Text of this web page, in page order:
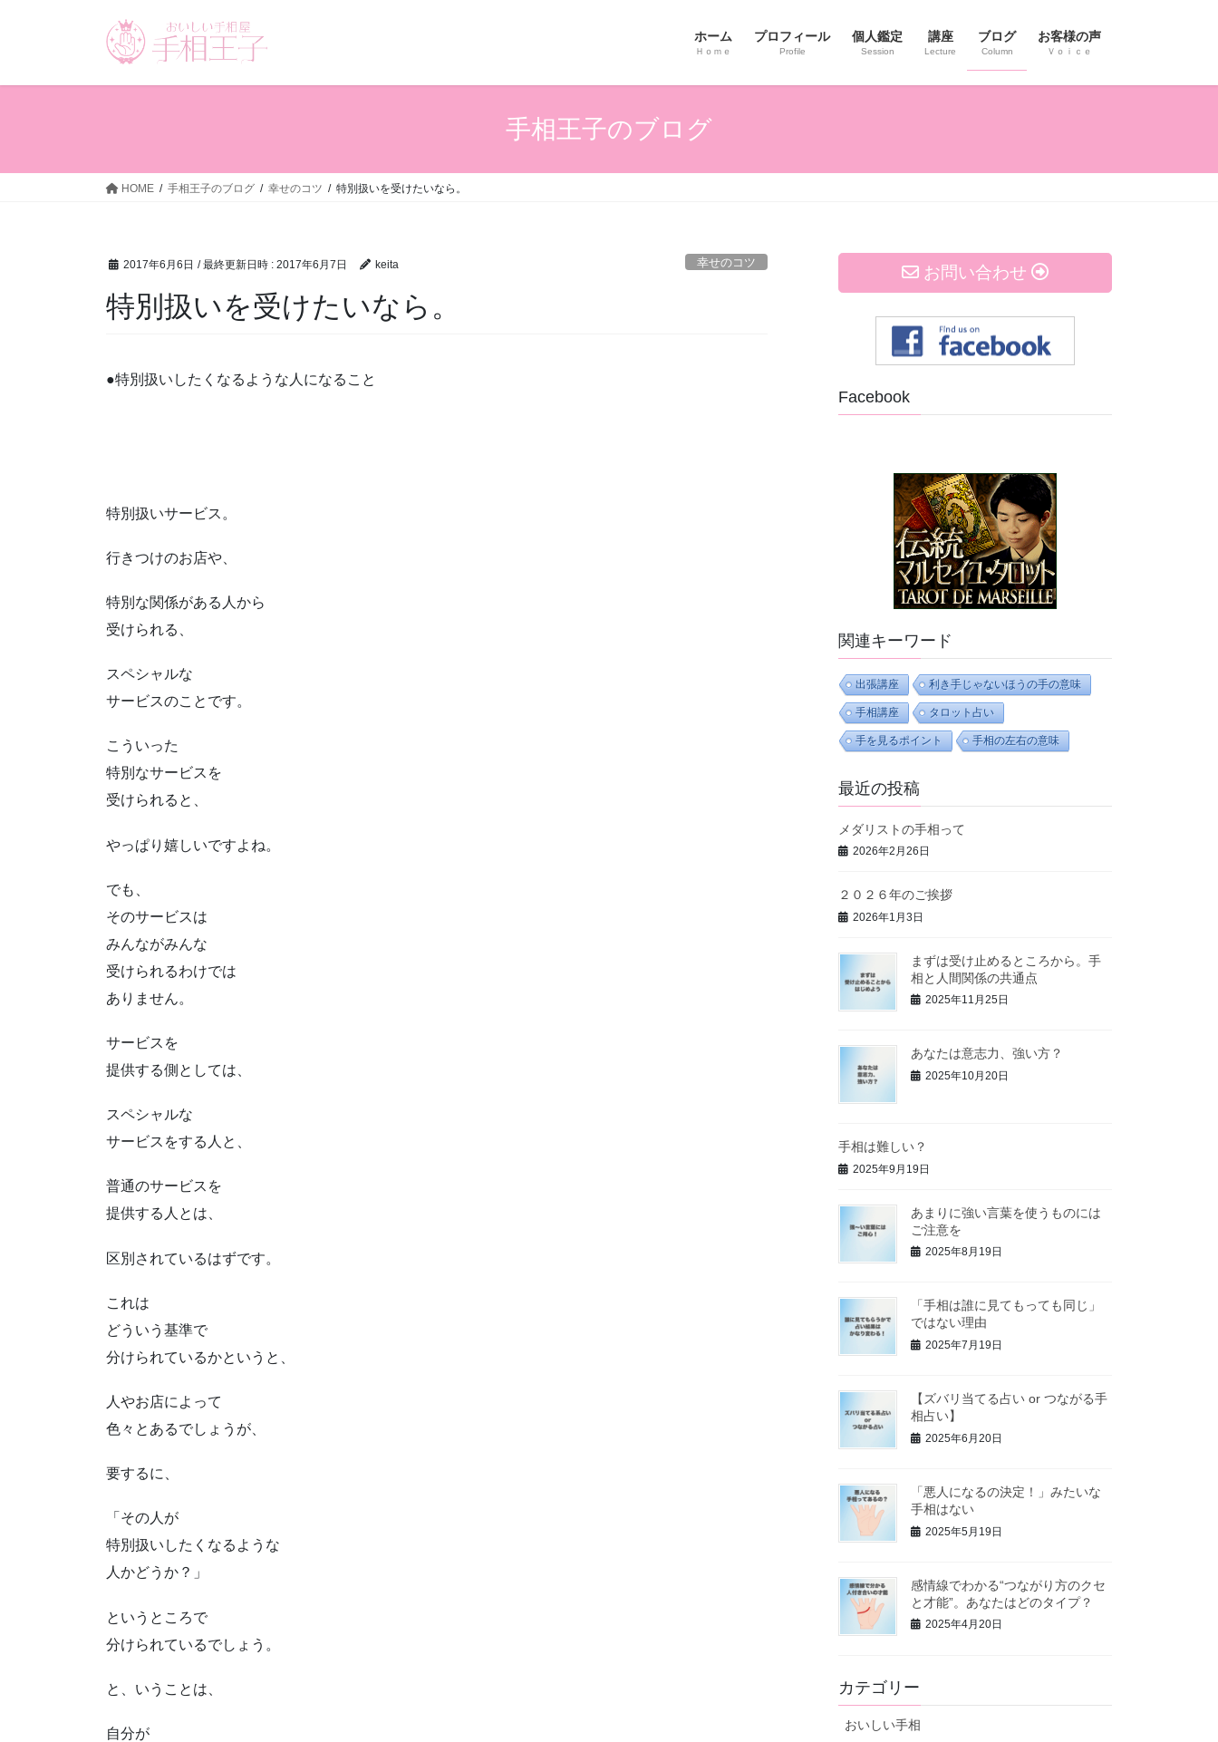
ホーム
Ｈｏｍｅ
プロフィール
Profile
個人鑑定
Session
講座
Lecture
ブログ
Column
お客様の声
Ｖｏｉｃｅ
手相王子のブログ
HOME 手相王子のブログ 幸せのコツ 特別扱いを受けたいなら。
2017年6月6日 / 最終更新日時 : 2017年6月7日 keita 幸せのコツ
特別扱いを受けたいなら。
●特別扱いしたくなるような人になること
特別扱いサービス。
行きつけのお店や、
特別な関係がある人から
受けられる、
スペシャルな
サービスのことです。
こういった
特別なサービスを
受けられると、
やっぱり嬉しいですよね。
でも、
そのサービスは
みんながみんな
受けられるわけでは
ありません。
サービスを
提供する側としては、
スペシャルな
サービスをする人と、
普通のサービスを
提供する人とは、
区別されているはずです。
これは
どういう基準で
分けられているかというと、
人やお店によって
色々とあるでしょうが、
要するに、
「その人が
特別扱いしたくなるような
人かどうか？」
というところで
分けられているでしょう。
と、いうことは、
自分が
お問い合わせ
Facebook
関連キーワード
出張講座 利き手じゃないほうの手の意味
手相講座 タロット占い
手を見るポイント 手相の左右の意味
最近の投稿
メダリストの手相って
2026年2月26日
２０２６年のご挨拶
2026年1月3日
まずは受け止めるところから。手
相と人間関係の共通点
2025年11月25日
あなたは意志力、強い方？
2025年10月20日
手相は難しい？
2025年9月19日
あまりに強い言葉を使うものには
ご注意を
2025年8月19日
「手相は誰に見てもっても同じ」
ではない理由
2025年7月19日
【ズバリ当てる占い or つながる手
相占い】
2025年6月20日
「悪人になるの決定！」みたいな
手相はない
2025年5月19日
感情線でわかる“つながり方のクセ
と才能”。あなたはどのタイプ？
2025年4月20日
カテゴリー
おいしい手相